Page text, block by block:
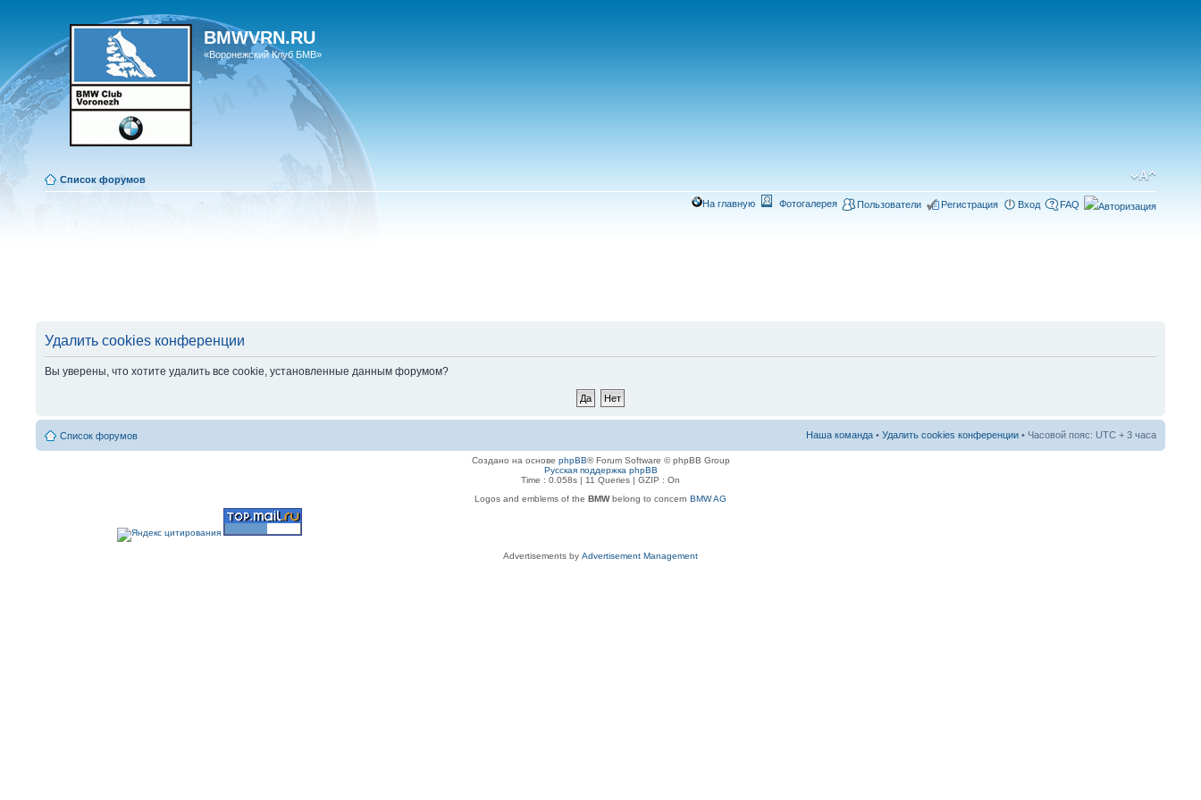
BMWVRN.RU
«Воронежский Клуб БМВ»
Список форумов
На главную Фотогалерея Пользователи Регистрация Вход FAQ
Удалить cookies конференции
Вы уверены, что хотите удалить все cookie, установленные данным форумом?
Список форумов Наша команда • Удалить cookies конференции • Часовой пояс: UTC + 3 часа
Создано на основе phpBB® Forum Software © phpBB Group
Русская поддержка phpBB
Time : 0.058s | 11 Queries | GZIP : On
Logos and emblems of the BMWbelong to concern BMW AG
Advertisements by Advertisement Management